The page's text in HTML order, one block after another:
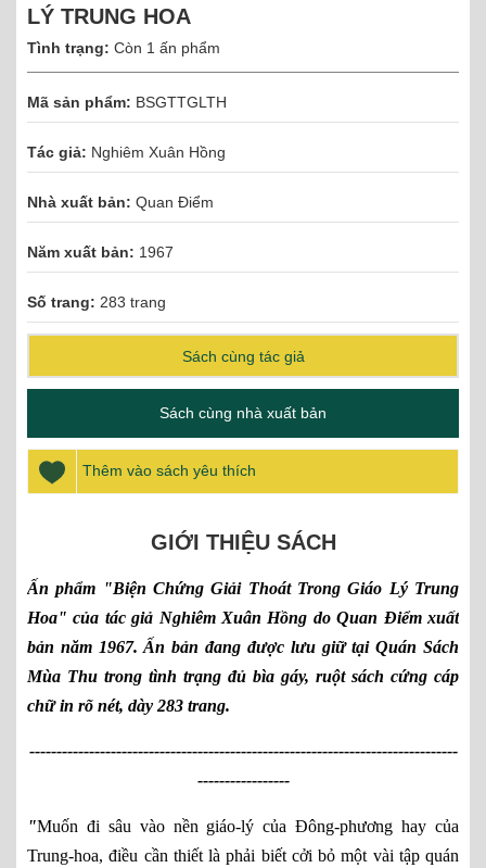
LÝ TRUNG HOA
Tình trạng: Còn 1 ấn phẩm
Mã sản phẩm: BSGTTGLTH
Tác giả: Nghiêm Xuân Hồng
Nhà xuất bản: Quan Điểm
Năm xuất bản: 1967
Số trang: 283 trang
Sách cùng tác giả
Sách cùng nhà xuất bản
Thêm vào sách yêu thích
GIỚI THIỆU SÁCH
Ấn phẩm "Biện Chứng Giải Thoát Trong Giáo Lý Trung
Hoa" của tác giả Nghiêm Xuân Hồng do Quan Điểm xuất
bản năm 1967. Ấn bản đang được lưu giữ tại Quán Sách
Mùa Thu trong tình trạng đủ bìa gáy, ruột sách cứng cáp
chữ in rõ nét, dày 283 trang.
-------------------------------------------------------------------------------
-----------------
"Muốn đi sâu vào nền giáo-lý của Đông-phương hay của
Trung-hoa, điều cần thiết là phải biết cởi bỏ một vài tập quán